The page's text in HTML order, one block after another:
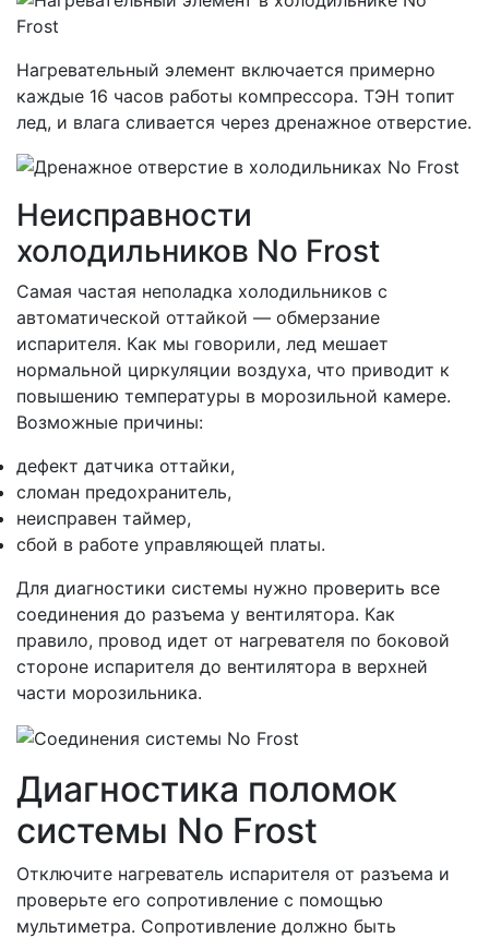
Нагревательный элемент включается примерно
каждые 16 часов работы компрессора. ТЭН топит
лед, и влага сливается через дренажное отверстие.
Неисправности
холодильников No Frost
Самая частая неполадка холодильников с
автоматической оттайкой — обмерзание
испарителя. Как мы говорили, лед мешает
нормальной циркуляции воздуха, что приводит к
повышению температуры в морозильной камере.
Возможные причины:
дефект датчика оттайки,
сломан предохранитель,
неисправен таймер,
сбой в работе управляющей платы.
Для диагностики системы нужно проверить все
соединения до разъема у вентилятора. Как
правило, провод идет от нагревателя по боковой
стороне испарителя до вентилятора в верхней
части морозильника.
Диагностика поломок
системы No Frost
Отключите нагреватель испарителя от разъема и
проверьте его сопротивление с помощью
мультиметра. Сопротивление должно быть